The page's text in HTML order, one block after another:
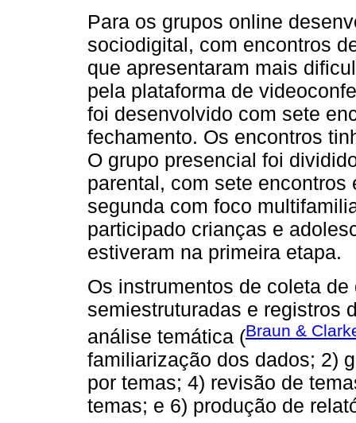
Para os grupos online
sociodigital, com encontros
que apresentaram mais
pela plataforma de
foi desenvolvido com sete
fechamento. Os encontros
O grupo presencial foi
parental, com sete
segunda com foco
participado crianças e
estiveram na primeira etapa.
Os instrumentos de coleta
semiestruturadas e registros
análise temática (Braun &
familiarização dos dados; 2)
por temas; 4) revisão de
temas; e 6) produção de